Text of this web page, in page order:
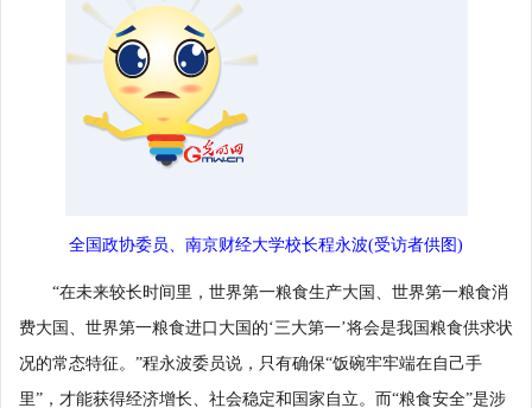
全国政协委员、南京财经大学校长程永波(受访者供图)
“在未来较长时间里，世界第一粮食生产大国、世界第一粮食消
费大国、世界第一粮食进口大国的‘三大第一’将会是我国粮食供求状
况的常态特征。”程永波委员说，只有确保“饭碗牢牢端在自己手
里”，才能获得经济增长、社会稳定和国家自立。而“粮食安全”是涉